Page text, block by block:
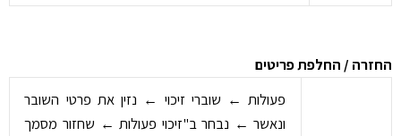
החזרה / החלפת פריטים
פעולות ← שוברי זיכוי ← נזין את פרטי השובר
ונאשר ← נבחר ב"זיכוי פעולות ← שחזור מסמך